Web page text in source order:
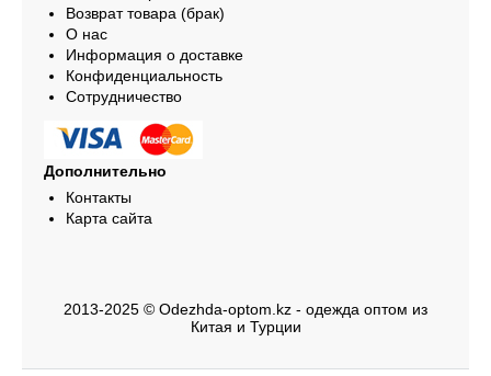
Возврат товара (брак)
О нас
Информация о доставке
Конфиденциальность
Сотрудничество
Дополнительно
Контакты
Карта сайта
2013-2025 © Odezhda-optom.kz - одежда оптом из
Китая и Турции